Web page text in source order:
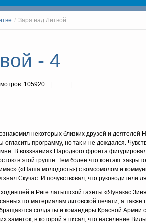
/ Заря над Литвой
- 4
105920
некоторых близких друзей и деятелей
огласить программу, но так и не дождался.
В воззваниях Народного фронта
в этой группе. Тем более что контакт
(«Наша молодость») с комсомолом и
Скучас. И почувствовал, что руководители
и Риге латышской газеты «Яунакас
по материалам литовской печати, а
солдаты и командиры Красной
заме­ток, в которой я писал, что население